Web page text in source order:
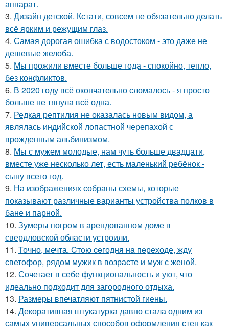
аппарат.
3. Дизайн детской. Кстати, совсем не обязательно делать
всё ярким и режущим глаз.
4. Самая дорогая ошибка с водостоком - это даже не
дешевые желоба.
5. Мы прожили вместе больше года - спокойно, тепло,
без конфликтов.
6. В 2020 году всё окончательно сломалось - я просто
больше не тянула всё одна.
7. Редкая рептилия не оказалась новым видом, а
являлась индийской лопастной черепахой с
врожденным альбинизмом.
8. Мы с мужем молодые, нам чуть больше двадцати,
вместе уже несколько лет, есть маленький ребёнок -
сыну всего год.
9. На изображениях собраны схемы, которые
показывают различные варианты устройства полков в
бане и парной.
10. Зумеры погром в арендованном доме в
свердловской области устроили.
11. Точно, мечта. Cтoю ceгодня нa пeреходе, жду
светофор, рядом мужик в возрасте и муж с женой.
12. Сочетает в себе функциональность и уют, что
идеально подходит для загородного отдыха.
13. Размеры впечатляют пятнистой гиены.
14. Декоративная штукатурка давно стала одним из
самых универсальных способов оформления стен как